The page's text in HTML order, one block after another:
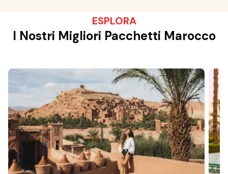
ESPLORA
I Nostri Migliori Pacchetti Marocco